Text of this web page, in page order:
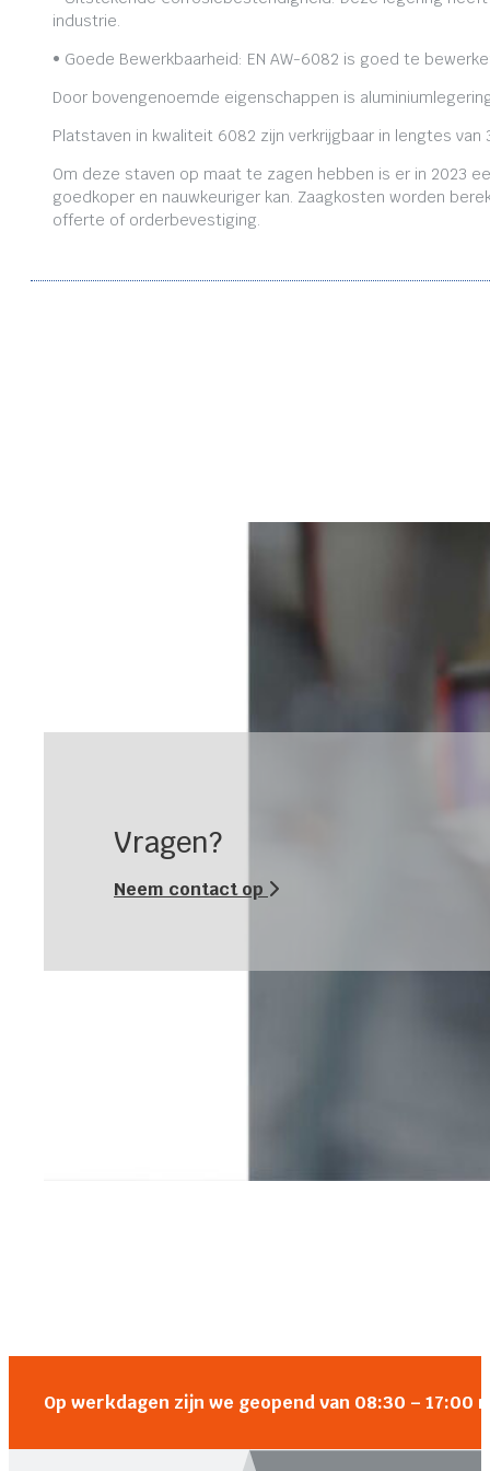
industrie.
• Goede Bewerkbaarheid: EN AW-6082 is goed te
Door bovengenoemde eigenschappen is
Platstaven in kwaliteit 6082 zijn verkrijgbaar in lengtes
Om deze staven op maat te zagen hebben is er in 2023
goedkoper en nauwkeuriger kan. Zaagkosten worden
offerte of orderbevestiging.
Vragen?
Neem contact op
Op werkdagen zijn we geopend van 08:30 –